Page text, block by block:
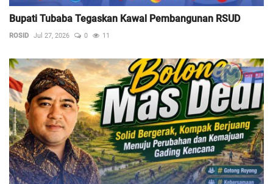
Bupati Tubaba Tegaskan Kawal Pembangunan RSUD
ROSID Jul 27, 2026 0 11